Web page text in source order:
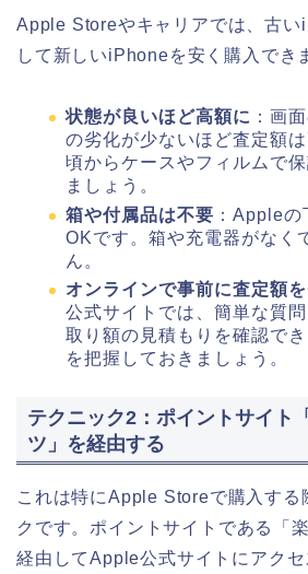
Apple Storeやキャリアでは、古い
して新しいiPhoneを安く購入でき
状態が良いほど高額に ：画
の劣化が少ないほど査定額
頃からケースやフィルムで
ましょう。
箱や付属品は不要 ：Apple
OKです。箱や充電器がなく
ん。
オンラインで事前に査定額
公式サイトでは、簡単な質
取り額の見積もりを確認で
を把握しておきましょう。
テクニック2：ポイントサイト
ツ」を経由する
これは特にApple Storeで購入する
クです。ポイントサイトである「
経由してApple公式サイトにアク